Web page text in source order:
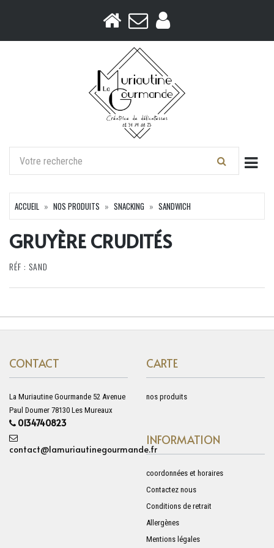
ACCUEIL NOS PRODUITS SNACKING SANDWICH
GRUYÈRE CRUDITÉS
RÉF : SAND
CONTACT
La Muriautine Gourmande 52 Avenue
Paul Doumer 78130 Les Mureaux
0134740823
contact@lamuriautinegourmande.fr
CARTE
nos produits
INFORMATION
coordonnées et horaires
Contactez nous
Conditions de retrait
Allergènes
Mentions légales